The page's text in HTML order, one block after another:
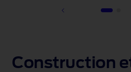
Construction